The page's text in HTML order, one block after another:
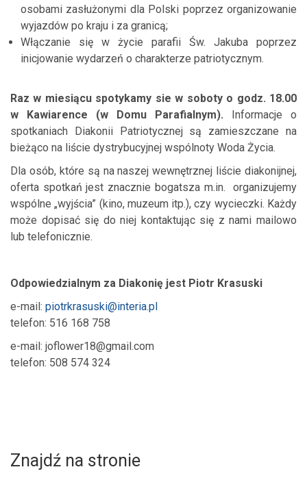
osobami zasłużonymi dla Polski poprzez organizowanie
wyjazdów po kraju i za granicą;
Włączanie się w życie parafii Św. Jakuba poprzez
inicjowanie wydarzeń o charakterze patriotycznym.
Raz w miesiącu spotykamy sie w soboty o godz. 18.00
w Kawiarence (w Domu Parafialnym). Informacje o
spotkaniach Diakonii Patriotycznej są zamieszczane na
bieżąco na liście dystrybucyjnej wspólnoty Woda Życia.
Dla osób, które są na naszej wewnętrznej liście diakonijnej,
oferta spotkań jest znacznie bogatsza m.in. organizujemy
wspólne „wyjścia” (kino, muzeum itp.), czy wycieczki. Każdy
może dopisać się do niej kontaktując się z nami mailowo
lub telefonicznie.
Odpowiedzialnym za Diakonię jest Piotr Krasuski
e-mail: piotrkrasuski@interia.pl
telefon: 516 168 758
e-mail: joflower18@gmail.com
telefon: 508 574 324
Znajdź na stronie